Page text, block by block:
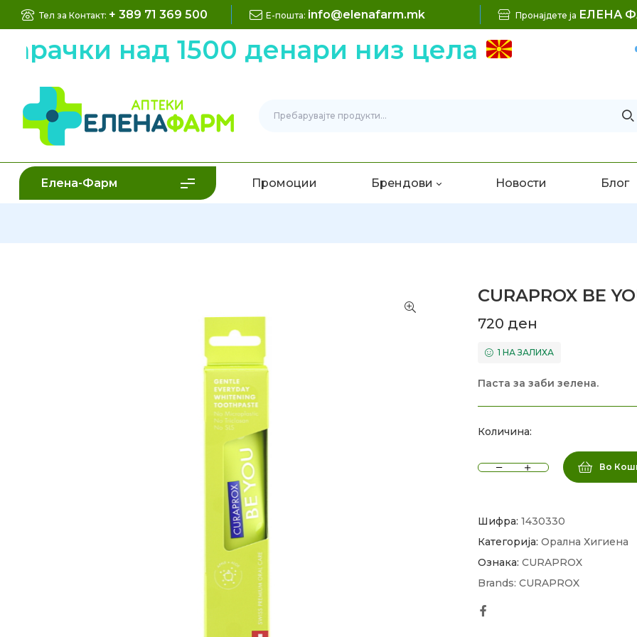
Тел за Контакт: + 389 71 369 500 Е-пошта: info@elenafarm.mk Пронајдете ја ЕЛЕНА
над 1500 денари низ цела
Елена-Фарм Промоции Брендови Новости Блог
CURAPROX BE
720 ден
1 НА ЗАЛИХА
Паста за заби зелена.
Количина:
Во
Шифра: 1430330
Категорија: Орална Хигиена
Ознака: CURAPROX
Brands: CURAPROX